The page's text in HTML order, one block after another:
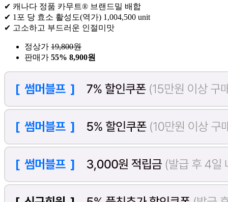
✔ 캐나다 정품 카무트® 브랜드밀 배합
✔ 1포 당 효소 활성도(역가) 1,004,500 unit
✔ 고소하고 부드러운 인절미맛
정상가 19,800원
판매가 55% 8,900원